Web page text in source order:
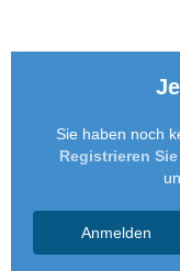
Sie haben noch
Registrieren
Anmelden